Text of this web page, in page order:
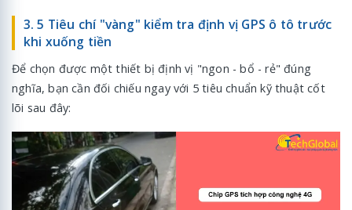
3. 5 Tiêu chí "vàng" kiểm tra định vị GPS ô tô trước
khi xuống tiền
Để chọn được một thiết bị định vị "ngon - bổ - rẻ" đúng
nghĩa, bạn cần đối chiếu ngay với 5 tiêu chuẩn kỹ thuật cốt
lõi sau đây: